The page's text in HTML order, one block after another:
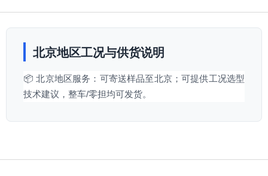
北京地区工况与供货说明
📦 北京地区服务：可寄送样品至北京；可提供工况选型
技术建议，整车/零担均可发货。